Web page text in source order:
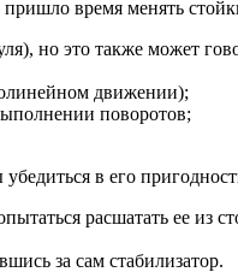
время менять
но это также может
движении);
поворотов;
в его
расшатать ее
за сам стабилизатор.